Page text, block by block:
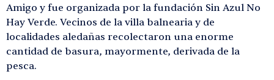
Amigo y fue organizada por la fundación Sin Azul No
Hay Verde. Vecinos de la villa balnearia y de
localidades aledañas recolectaron una enorme
cantidad de basura, mayormente, derivada de la
pesca.